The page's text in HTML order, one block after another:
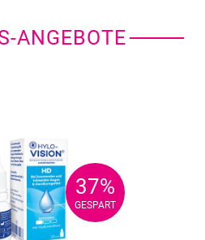
ANGEBOTE
37%
GESPART
37%
GESPART